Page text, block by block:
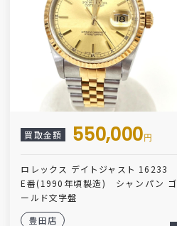
買取金額 550,000円
ロレックス デイトジャスト 16233
E番(1990年頃製造) シャンパン ゴ
ールド文字盤
豊田店